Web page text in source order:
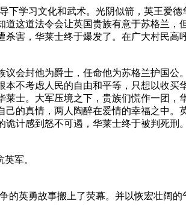
下学习文化和武术。光阴似箭，英王爱德
这道法令会让英国贵族有意于苏格兰，
害，华莱士终于爆发了。在广大村民高
会封他为爵士，任命他为苏格兰护国公
不考虑人民的自由和平等，只想以收买
士。大军压境之下，贵族们慌作一团，
的真情，两人陶醉在爱情的幸福之中。
计感到怒不可遏，华莱士终于被判死刑
军。
的英勇故事搬上了荧幕。并以恢宏壮阔的